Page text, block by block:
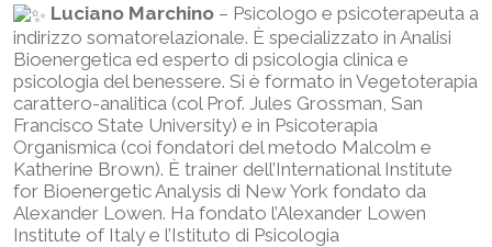
Luciano Marchino – Psicologo e psicoterapeuta a
indirizzo somatorelazionale. È specializzato in Analisi
Bioenergetica ed esperto di psicologia clinica e
psicologia del benessere. Si è formato in Vegetoterapia
carattero-analitica (col Prof. Jules Grossman, San
Francisco State University) e in Psicoterapia
Organismica (coi fondatori del metodo Malcolm e
Katherine Brown). È trainer dell’International Institute
for Bioenergetic Analysis di New York fondato da
Alexander Lowen. Ha fondato l’Alexander Lowen
Institute of Italy e l’Istituto di Psicologia